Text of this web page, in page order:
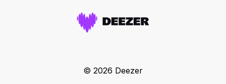
© 2026 Deezer